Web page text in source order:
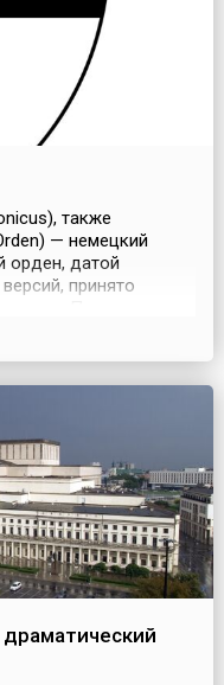
также
— немецкий
орден, датой
принято